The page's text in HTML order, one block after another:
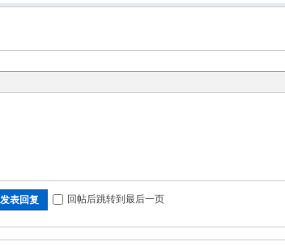
发表回复 回帖后跳转到最后一页